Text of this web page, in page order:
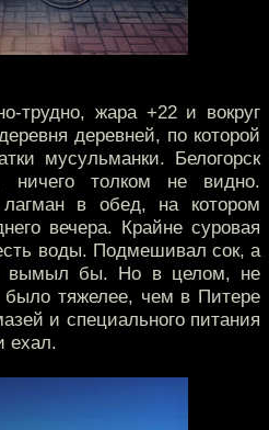
трудно, жара +22 и вокруг
деревней, по которой
мусульманки. Белогорск
ничего толком не видно.
в обед, на котором
вечера. Крайне суровая
воды. Подмешивал сок, а
вымыл бы. Но в целом, не
было тяжелее, чем в Питере
и специального питания
ехал.